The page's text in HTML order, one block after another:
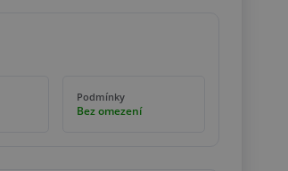
Podmínky
Bez omezení